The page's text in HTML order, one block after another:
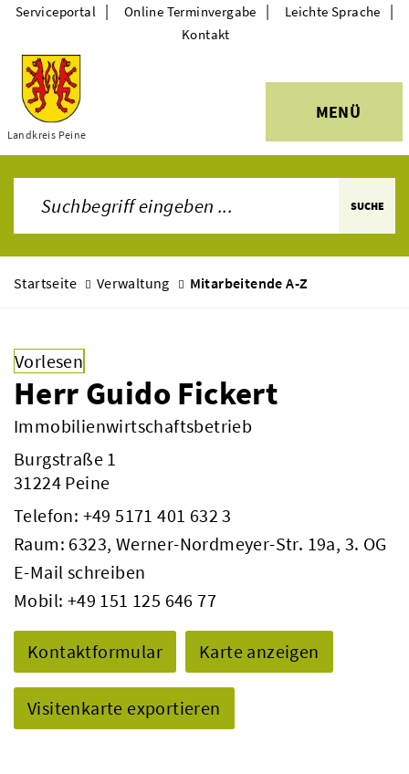
Themen
Landkreis Peine
MENÜ
Serviceportal | Online Terminvergabe | Leichte Sprache |
Kontakt
SUCHE
Startseite Verwaltung Mitarbeitende A-Z
Vorlesen
Herr Guido Fickert
Immobilienwirtschaftsbetrieb
Burgstraße 1
31224 Peine
Telefon: +49 5171 401 632 3
Raum: 6323, Werner-Nordmeyer-Str. 19a, 3. OG
E-Mail schreiben
Mobil: +49 151 125 646 77
Kontaktformular Karte anzeigen
Visitenkarte exportieren